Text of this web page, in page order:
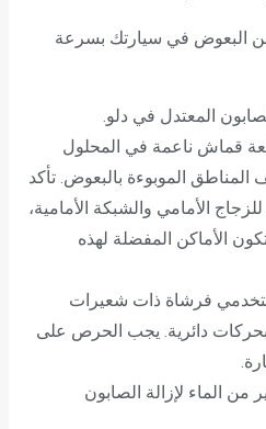
من البعوض في سيارتك بسرعة
المعتدل في دلو.
قماش ناعمة في المحلول
المناطق الموبوءة بالبعوض. تأكد
الأمامي والشبكة الأمامية،
الأماكن المفضلة لهذه
فرشاة ذات شعيرات
دائرية. يجب الحرص على
من الماء لإزالة الصابون